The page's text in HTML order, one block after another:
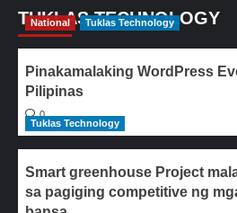
TUKLAS TECHNOLOGY
National Tuklas Technology
Pinakamalaking WordPress
Pilipinas
0
Tuklas Technology
Smart greenhouse Project
sa pagiging competitive ng